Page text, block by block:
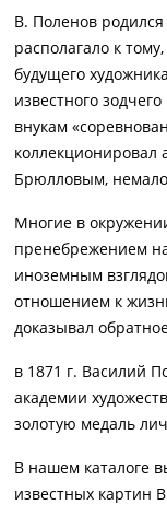
В. Поленов
располагало к
будущего
известного
внукам
коллекционировал
Брюлловым,
Многие в
пренебрежением
иноземным
отношением к
доказывал
в 1871 г. Василий
академии
золотую медаль
В нашем каталоге
известных картин